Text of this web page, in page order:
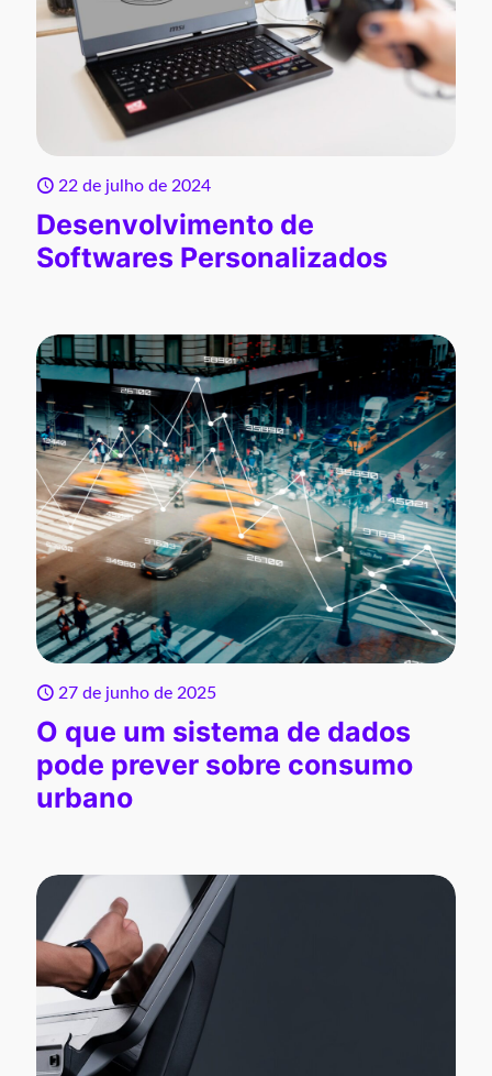
22 de julho de 2024
Desenvolvimento de
Softwares Personalizados
27 de junho de 2025
O que um sistema de dados
pode prever sobre consumo
urbano